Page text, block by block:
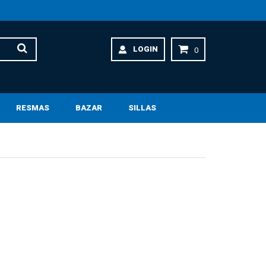
LOGIN 0
RESMAS BAZAR SILLAS